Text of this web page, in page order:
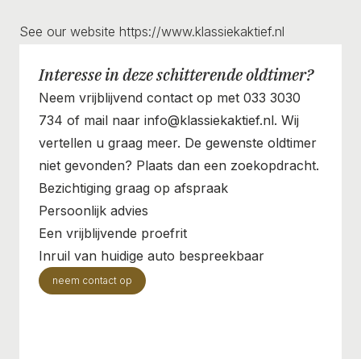
See our website https://www.klassiekaktief.nl
Interesse in deze schitterende oldtimer?
Neem vrijblijvend contact op met 033 3030
734 of mail naar info@klassiekaktief.nl. Wij
vertellen u graag meer. De gewenste oldtimer
niet gevonden? Plaats dan een zoekopdracht.
Bezichtiging graag op afspraak
Persoonlijk advies
Een vrijblijvende proefrit
Inruil van huidige auto bespreekbaar
neem contact op